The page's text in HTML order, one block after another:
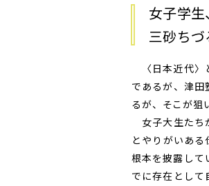
女子学
三砂ちづ
〈日本近代〉
であるが、津田
るが、そこが狙
女子大生たち
とやりがいあ
根本を披露して
でに存在として